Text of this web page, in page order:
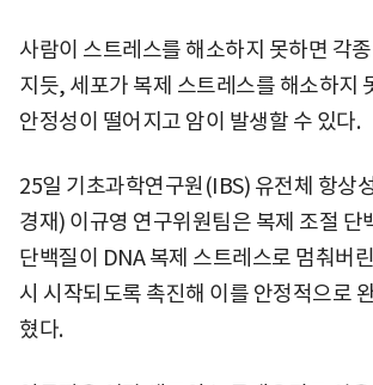
사람이 스트레스를 해소하지 못하면 각
지듯, 세포가 복제 스트레스를 해소하지
안정성이 떨어지고 암이 발생할 수 있다.
25일 기초과학연구원(IBS) 유전체 항상
경재) 이규영 연구위원팀은 복제 조절
단백질이 DNA 복제 스트레스로 멈춰버
시 시작되도록 촉진해 이를 안정적으로
혔다.